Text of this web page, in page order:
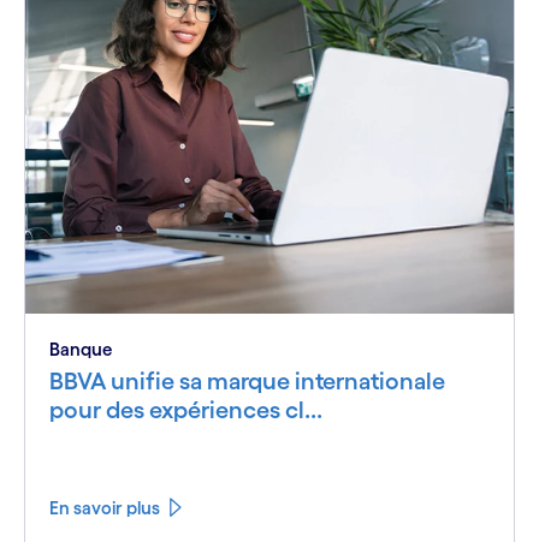
Banque
BBVA unifie sa marque internationale
pour des expériences cl...
En savoir plus